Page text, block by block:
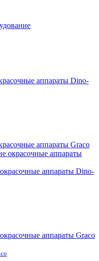
аппараты Dino-
аппараты Graco
аппараты Dino-
аппараты Graco